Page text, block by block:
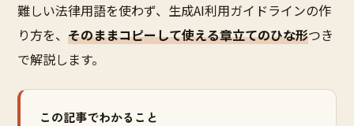
難しい法律用語を使わず、生成AI利用ガイドラインの作
り方を、 そのままコピーして使える章立てのひな形つき
で解説します。
この記事でわかること